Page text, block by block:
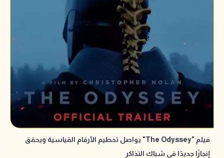
فيلم "The Odyssey" يواصل تحطيم الأرقام القياسية ويحقق
إنجازًا جديدًا في شباك التذاكر